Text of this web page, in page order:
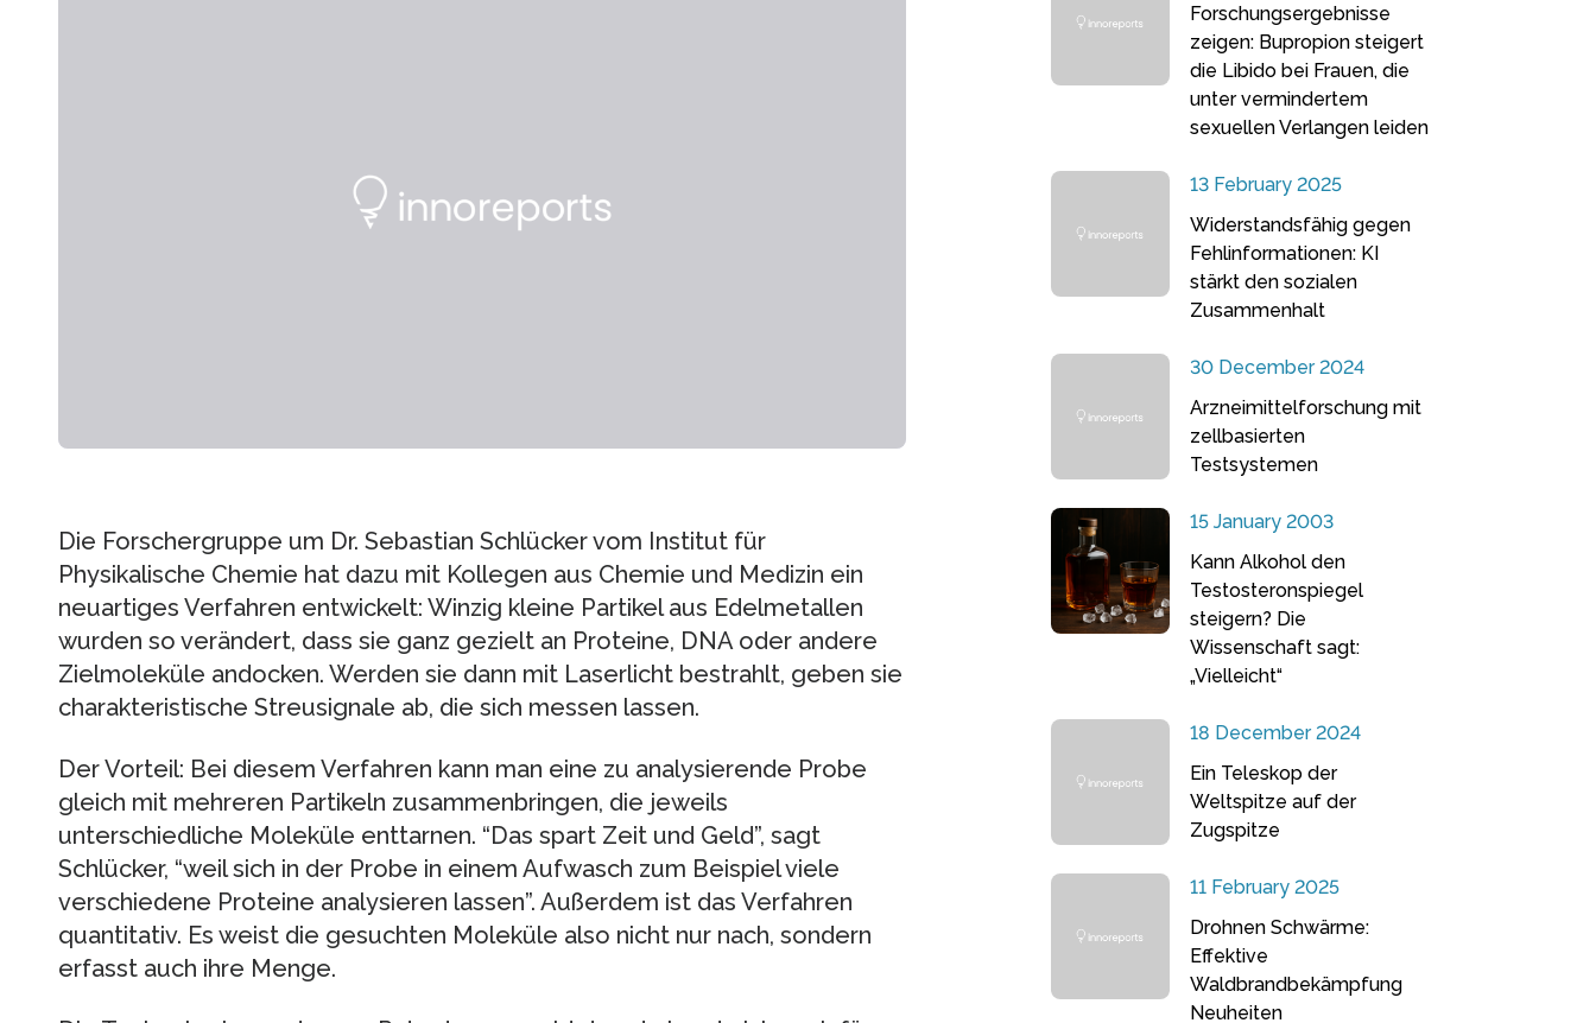
Die Forschergruppe um Dr. Sebastian Schlücker vom Institut für
Physikalische Chemie hat dazu mit Kollegen aus Chemie und Medizin ein
neuartiges Verfahren entwickelt: Winzig kleine Partikel aus Edelmetallen
wurden so verändert, dass sie ganz gezielt an Proteine, DNA oder andere
Zielmoleküle andocken. Werden sie dann mit Laserlicht bestrahlt, geben sie
charakteristische Streusignale ab, die sich messen lassen.
Der Vorteil: Bei diesem Verfahren kann man eine zu analysierende Probe
gleich mit mehreren Partikeln zusammenbringen, die jeweils
unterschiedliche Moleküle enttarnen. “Das spart Zeit und Geld”, sagt
Schlücker, “weil sich in der Probe in einem Aufwasch zum Beispiel viele
verschiedene Proteine analysieren lassen”. Außerdem ist das Verfahren
quantitativ. Es weist die gesuchten Moleküle also nicht nur nach, sondern
erfasst auch ihre Menge.
Forschungsergebnisse
zeigen: Bupropion steigert
die Libido bei Frauen, die
unter vermindertem
sexuellen Verlangen leiden
13 February 2025
Widerstandsfähig gegen
Fehlinformationen: KI
stärkt den sozialen
Zusammenhalt
30 December 2024
Arzneimittelforschung mit
zellbasierten
Testsystemen
15 January 2003
Kann Alkohol den
Testosteronspiegel
steigern? Die
Wissenschaft sagt:
„Vielleicht“
18 December 2024
Ein Teleskop der
Weltspitze auf der
Zugspitze
11 February 2025
Drohnen Schwärme:
Effektive
Waldbrandbekämpfung
Neuheiten